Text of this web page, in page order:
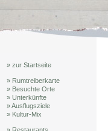
» zur Startseite
» Rumtreiberkarte
» Besuchte Orte
» Unterkünfte
» Ausflugsziele
» Kultur-Mix